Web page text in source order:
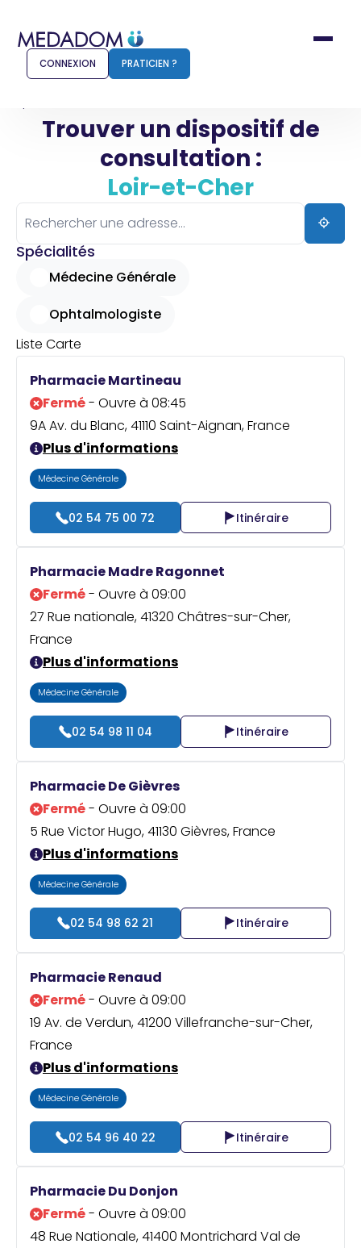
Comment ça marche ?
Pharmacien
Connexion
Praticien ?
CONNEXION PRATICIEN ?
Trouver un dispositif de
consultation :
Loir-et-Cher
Spécialités
Médecine Générale
Ophtalmologiste
Liste Carte
Pharmacie Martineau
Fermé- Ouvre à 08:45
9A Av. du Blanc, 41110 Saint-Aignan, France
Plus d'informations
Médecine Générale
02 54 75 00 72 Itinéraire
Pharmacie Madre Ragonnet
Fermé- Ouvre à 09:00
27 Rue nationale, 41320 Châtres-sur-Cher,
France
Plus d'informations
Médecine Générale
02 54 98 11 04 Itinéraire
Pharmacie De Gièvres
Fermé- Ouvre à 09:00
5 Rue Victor Hugo, 41130 Gièvres, France
Plus d'informations
Médecine Générale
02 54 98 62 21 Itinéraire
Pharmacie Renaud
Fermé- Ouvre à 09:00
19 Av. de Verdun, 41200 Villefranche-sur-Cher,
France
Plus d'informations
Médecine Générale
02 54 96 40 22 Itinéraire
Pharmacie Du Donjon
Fermé- Ouvre à 09:00
48 Rue Nationale, 41400 Montrichard Val de